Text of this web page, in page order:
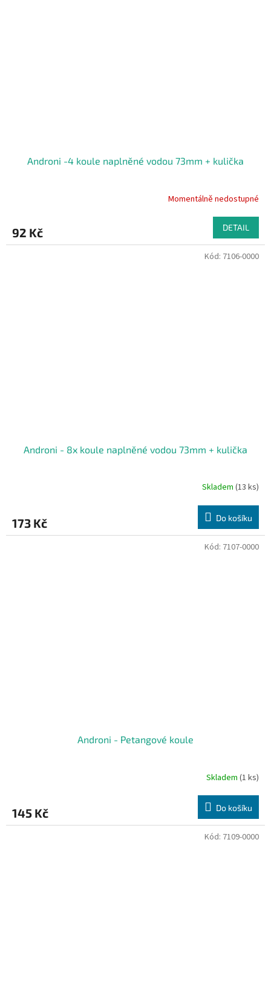
Androni -4 koule naplněné vodou 73mm + kulička
Momentálně nedostupné
92 Kč DETAIL
Androni - 8x koule naplněné vodou 73mm + kulička
Skladem (13 ks)
173 Kč Do košíku
Kód: 7106-0000
Androni - Petangové koule
Skladem (1 ks)
145 Kč Do košíku
Kód: 7107-0000
Kód: 7109-0000